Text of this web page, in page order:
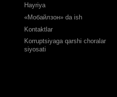
Hayriya
«Мобайлзон» da ish
Kontaktlar
Korruptsiyaga qarshi choralar
siyosati